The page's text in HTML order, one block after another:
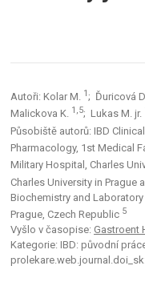
Autoři: Kolar M. 1 ; Ďuricová
Malickova K. 1,5; Lukas M. jr.
Působiště autorů: IBD
Pharmacology, 1st Medical
Military Hospital, Charles
Charles University in Prague
Biochemistry and
Prague, Czech Republic 5
Vyšlo v časopise: Gastroent
Kategorie: IBD: původní
prolekare.web.journal.doi_sk: